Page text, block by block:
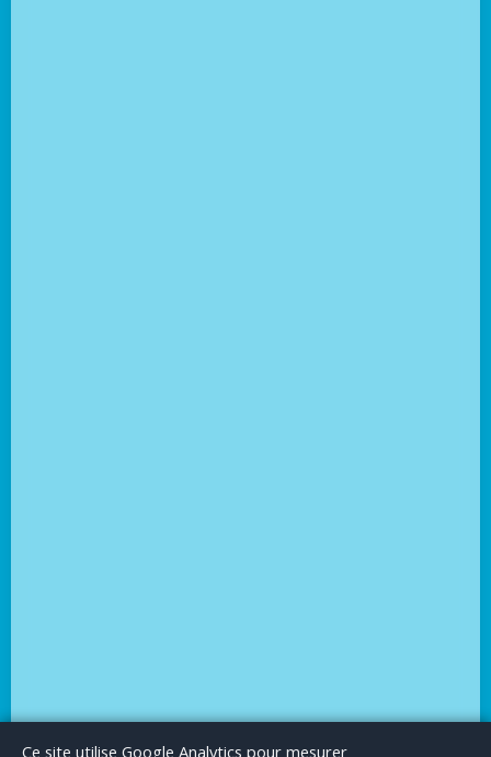
Le BlogPublicité Articles invitésMentions Légales
Ce site utilise Google Analytics pour mesurer